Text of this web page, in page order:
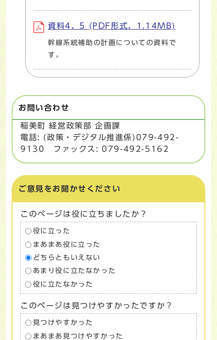
資料4、5 (PDF形式、1.14MB)
幹線系統補助の計画についての資料で
す。
お問い合わせ
稲美町 経営政策部 企画課
電話: (政策・デジタル推進係)079-492-
9130 ファックス: 079-492-5162
ご意見をお聞かせください
このページは役に立ちましたか？
役に立った
まあまあ役に立った
どちらともいえない
あまり役に立たなかった
役に立たなかった
このページは見つけやすかったですか？
見つけやすかった
まあまあ見つけやすかった